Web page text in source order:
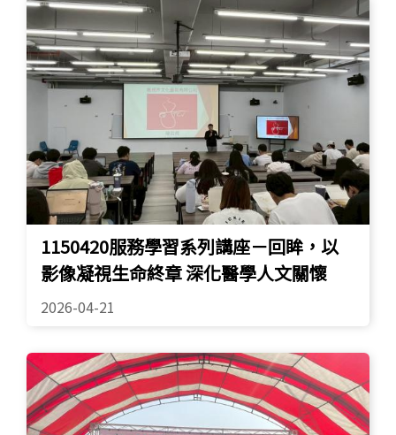
1150420服務學習系列講座－回眸，以
影像凝視生命終章 深化醫學人文關懷
2026-04-21